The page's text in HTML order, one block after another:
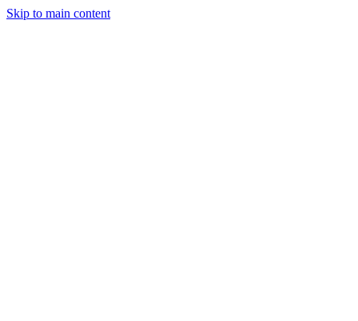
Skip to main content